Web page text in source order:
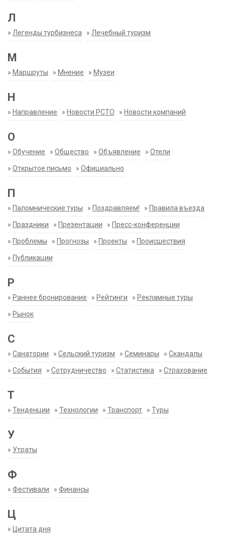
Л
» Легенды турбизнеса » Лечебный туризм
М
» Маршруты » Мнение » Музеи
Н
» Направление » Новости РСТО » Новости компаний
О
» Обучение » Общество » Объявление » Отели
» Открытое письмо » Официально
П
» Паломнические туры » Поздравляем! » Правила въезда
» Праздники » Презентации » Пресс-конференции
» Проблемы » Прогнозы » Проекты » Происшествия
» Публикации
Р
» Раннее бронирование » Рейтинги » Рекламные туры
» Рынок
С
» Санатории » Сельский туризм » Семинары » Скандалы
» События » Сотрудничество » Статистика » Страхование
Т
» Тенденции » Технологии » Транспорт » Туры
У
» Утраты
Ф
» Фестивали » Финансы
Ц
» Цитата дня